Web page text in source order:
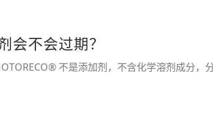
会不会过期？
不是添加剂，不含化学溶剂成分，